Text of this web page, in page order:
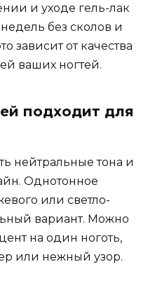
и уходе гель-лак
без сколов и
зависит от качества
ваших ногтей.
подходит для
нейтральные тона и
Однотонное
или светло-
вариант. Можно
на один ноготь,
или нежный узор.